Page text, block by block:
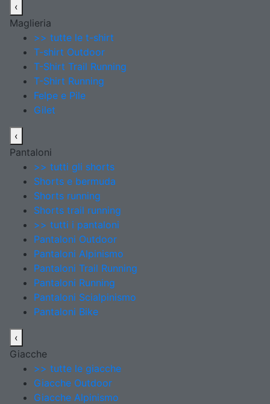
‹
Maglieria
>> tutte le t-shirt
T-shirt Outdoor
T-Shirt Trail Running
T-Shirt Running
Felpe e Pile
Gilet
‹
Pantaloni
>> tutti gli shorts
Shorts e bermuda
Shorts running
Shorts trail running
>> tutti i pantaloni
Pantaloni Outdoor
Pantaloni Alpinismo
Pantaloni Trail Running
Pantaloni Running
Pantaloni Scialpinismo
Pantaloni Bike
‹
Giacche
>> tutte le giacche
Giacche Outdoor
Giacche Alpinismo